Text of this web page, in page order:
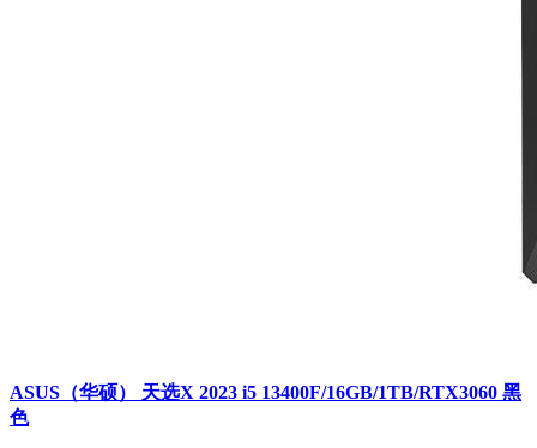
ASUS（华硕） 天选X 2023 i5 13400F/16GB/1TB/RTX3060 黑
色